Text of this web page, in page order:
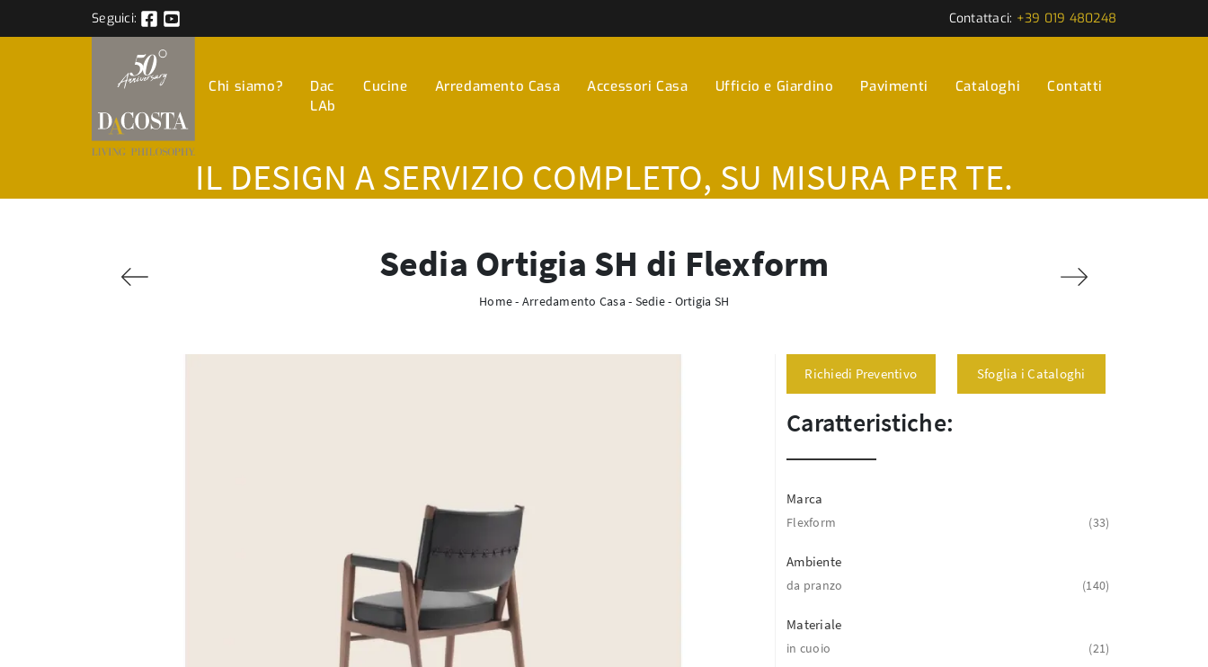
Seguici: Contattaci: +39 019 480248
Chi siamo?
Dac
LAb
Cucine Arredamento Casa Accessori Casa Ufficio e Giardino Pavimenti Cataloghi Contatti
IL DESIGN A SERVIZIO COMPLETO, SU MISURA PER TE.
Sedia Ortigia SH di Flexform
Home- Arredamento Casa - Sedie- Ortigia SH
Richiedi Preventivo Sfoglia i Cataloghi
Caratteristiche:
Marca
Flexform 33
Ambiente
da pranzo 140
Materiale
in cuoio 21